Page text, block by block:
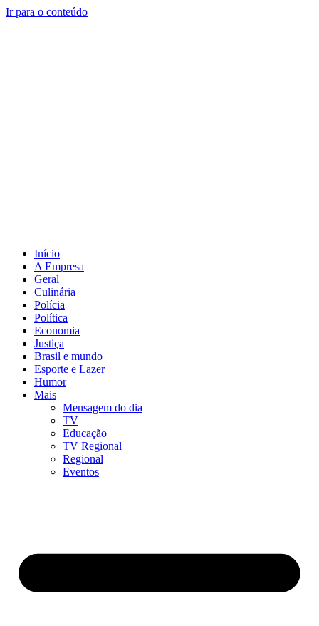
Ir para o conteúdo
Início
A Empresa
Geral
Culinária
Polícia
Política
Economia
Justiça
Brasil e mundo
Esporte e Lazer
Humor
Mais
Mensagem do dia
TV
Educação
TV Regional
Regional
Eventos